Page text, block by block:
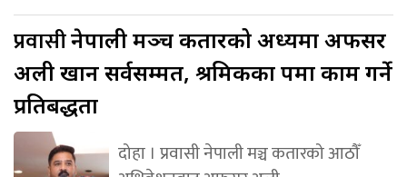
प्रवासीनेपाली मञ्च कतारको अध्यक्षमा अफसर
अली खान सर्वसम्मत, श्रमिकका पक्षमा काम गर्ने
प्रतिबद्धता
दोहा । प्रवासी नेपाली मञ्च कतारको आठौँ